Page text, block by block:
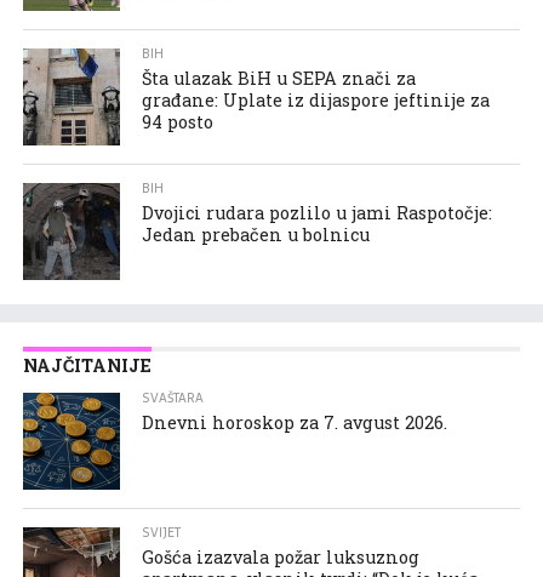
BIH
Šta ulazak BiH u SEPA znači za
građane: Uplate iz dijaspore jeftinije za
94 posto
BIH
Dvojici rudara pozlilo u jami Raspotočje:
Jedan prebačen u bolnicu
NAJČITANIJE
SVAŠTARA
Dnevni horoskop za 7. avgust 2026.
SVIJET
Gošća izazvala požar luksuznog